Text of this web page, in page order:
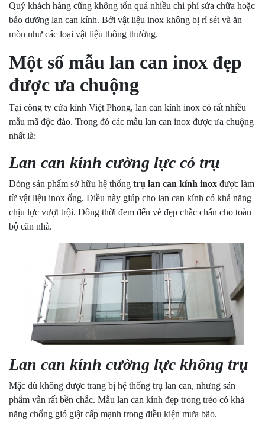
Quý khách hàng cũng không tốn quá nhiều chi phí sửa chữa hoặc
bảo dưỡng lan can kính. Bởi vật liệu inox không bị rỉ sét và ăn
mòn như các loại vật liệu thông thường.
Một số mẫu lan can inox đẹp
được ưa chuộng
Tại công ty cửa kính Việt Phong, lan can kính inox có rất nhiều
mẫu mã độc đáo. Trong đó các mẫu lan can inox được ưa chuộng
nhất là:
Lan can kính cường lực có trụ
Dòng sản phẩm sở hữu hệ thống trụ lan can kính inox được làm
từ vật liệu inox ống. Điều này giúp cho lan can kính có khả năng
chịu lực vượt trội. Đồng thời đem đến vẻ đẹp chắc chắn cho toàn
bộ căn nhà.
Lan can kính cường lực không trụ
Mặc dù không được trang bị hệ thống trụ lan can, nhưng sản
phẩm vẫn rất bền chắc. Mẫu lan can kính đẹp trong trẻo có khả
năng chống gió giật cấp mạnh trong điều kiện mưa bão.